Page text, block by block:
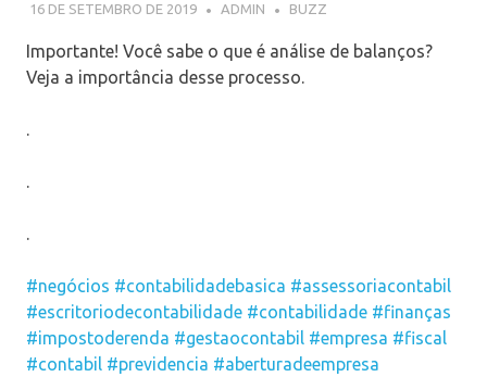
16 DE SETEMBRO DE 2019 ADMIN BUZZ
Importante! Você sabe o que é análise de balanços?
Veja a importância desse processo.
#negócios #contabilidadebasica #assessoriacontabil
#escritoriodecontabilidade #contabilidade #finanças
#impostoderenda #gestaocontabil #empresa #fiscal
#contabil #previdencia #aberturadeempresa